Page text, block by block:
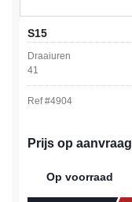
S15
Draaiuren
41
Ref #4904
Prijs op aanvraag
Op voorraad